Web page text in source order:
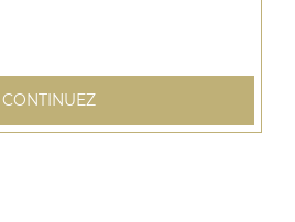
10.00€
CONTINUEZ